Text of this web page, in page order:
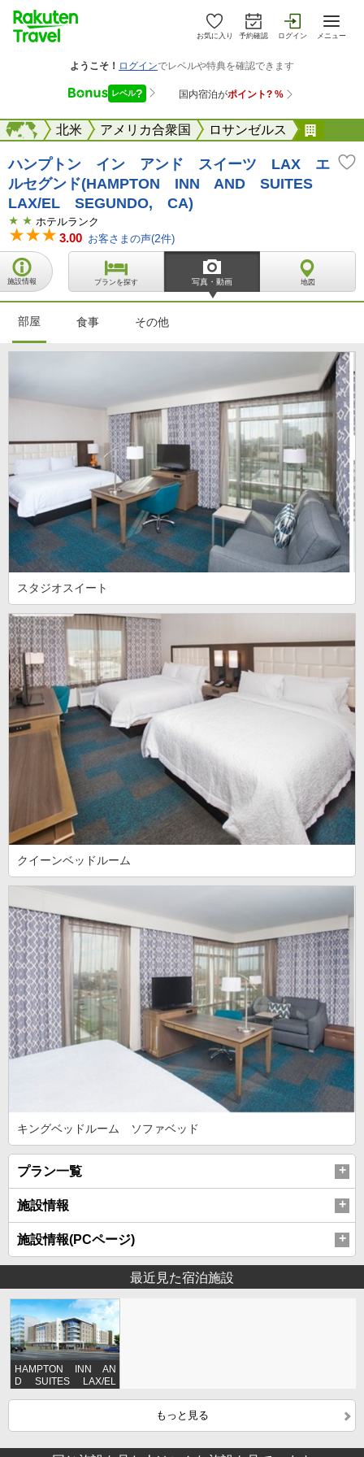
お気に入り 予約確認 ログイン メニュー
海外北米 アメリカ合衆国 ロサンゼルス
海外
ハンプトン イン アンド スイーツ LAX エ
ルセグンド(HAMPTON INN AND SUITES
LAX/EL SEGUNDO, CA)
ホテルランク
3.00 お客さまの声(2件)
施設情報 プランを探す 写真・動画 地図
部屋 食事 その他
スタジオスイート
クイーンベッドルーム
キングベッドルーム ソファベッド
プラン一覧
施設情報
施設情報(PCページ)
最近見た宿泊施設
HAMPTON INN AN
D SUITES LAX/EL
もっと見る